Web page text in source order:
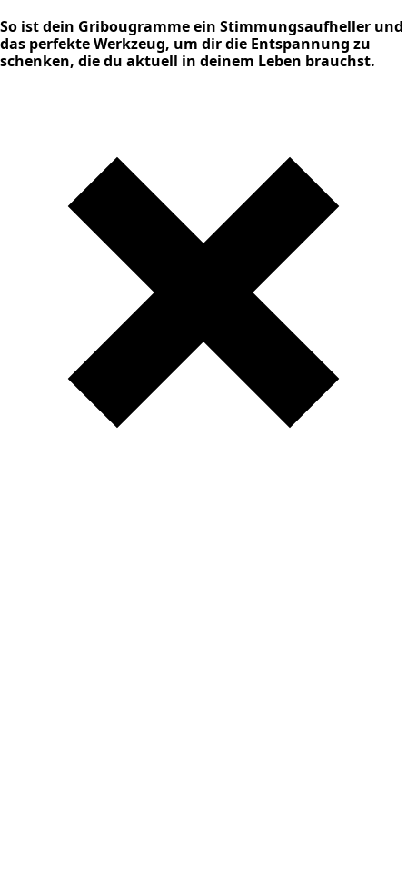
So ist dein Gribougramme ein Stimmungsaufheller und
das perfekte Werkzeug, um dir die Entspannung zu
schenken, die du aktuell in deinem Leben brauchst.